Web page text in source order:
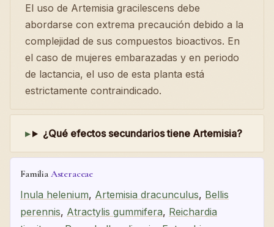
El uso de Artemisia gracilescens debe
abordarse con extrema precaución debido a la
complejidad de sus compuestos bioactivos. En
el caso de mujeres embarazadas y en periodo
de lactancia, el uso de esta planta está
estrictamente contraindicado.
¿Qué efectos secundarios tiene Artemisia?
Familia Asteraceae
Inula helenium, Artemisia dracunculus, Bellis
perennis, Atractylis gummifera, Reichardia